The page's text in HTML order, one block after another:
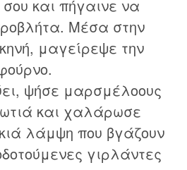
και πήγαινε να
Μέσα στην
μαγείρεψε την
ψήσε μαρσμέλοους
και χαλάρωσε
λάμψη που βγάζουν
γιρλάντες